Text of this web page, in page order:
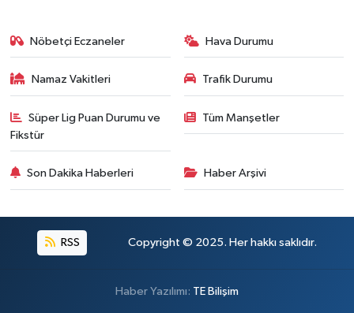
Nöbetçi Eczaneler Hava Durumu
Namaz Vakitleri Trafik Durumu
Süper Lig Puan Durumu ve
Fikstür
Tüm Manşetler
Son Dakika Haberleri Haber Arşivi
RSS Copyright © 2025. Her hakkı saklıdır.
Haber Yazılımı: TE Bilişim